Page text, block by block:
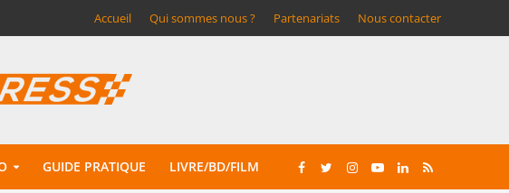
Accueil Qui sommes nous ? Partenariats Nous contacter
GUIDE PRATIQUE LIVRE/BD/FILM